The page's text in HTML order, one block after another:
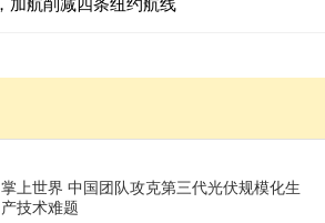
掌上世界 中国团队攻克第三代光伏规模化生
产技术难题